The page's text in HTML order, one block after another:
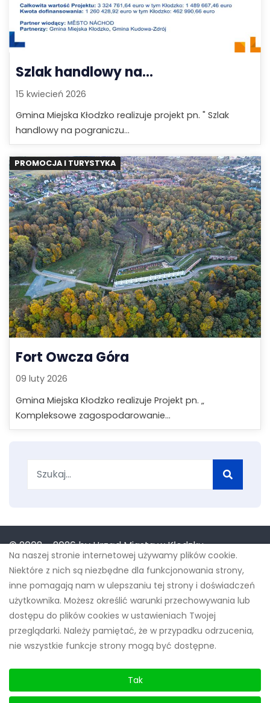
Szlak handlowy na...
15 kwiecień 2026
Gmina Miejska Kłodzko realizuje projekt pn. " Szlak
handlowy na pograniczu...
PROMOCJA I TURYSTYKA
Fort Owcza Góra
09 luty 2026
Gmina Miejska Kłodzko realizuje Projekt pn. „
Kompleksowe zagospodarowanie...
© 2008 -2026 by Urząd Miasta w Kłodzku
Projekt "Budowa innowacyjnych e-usług w Gminie
Miejskiej Kłodzko" współfinansowany przez Unię
Europejską ze środków Europejskiego Funduszu
Rozwoju Regionalnego w ramach Regionalnego
Programu Operacyjnego Województwa
Dolnośląskiego na lata 2014-2020 oraz budżetu
Na naszej stronie internetowej używamy plików cookie.
Niektóre z nich są niezbędne dla funkcjonowania strony,
inne pomagają nam w ulepszaniu tej strony i doświadczeń
użytkownika. Możesz określić warunki przechowywania lub
dostępu do plików cookies w ustawieniach Twojej
przeglądarki. Należy pamiętać, że w przypadku odrzucenia,
nie wszystkie funkcje strony mogą być dostępne.
Tak